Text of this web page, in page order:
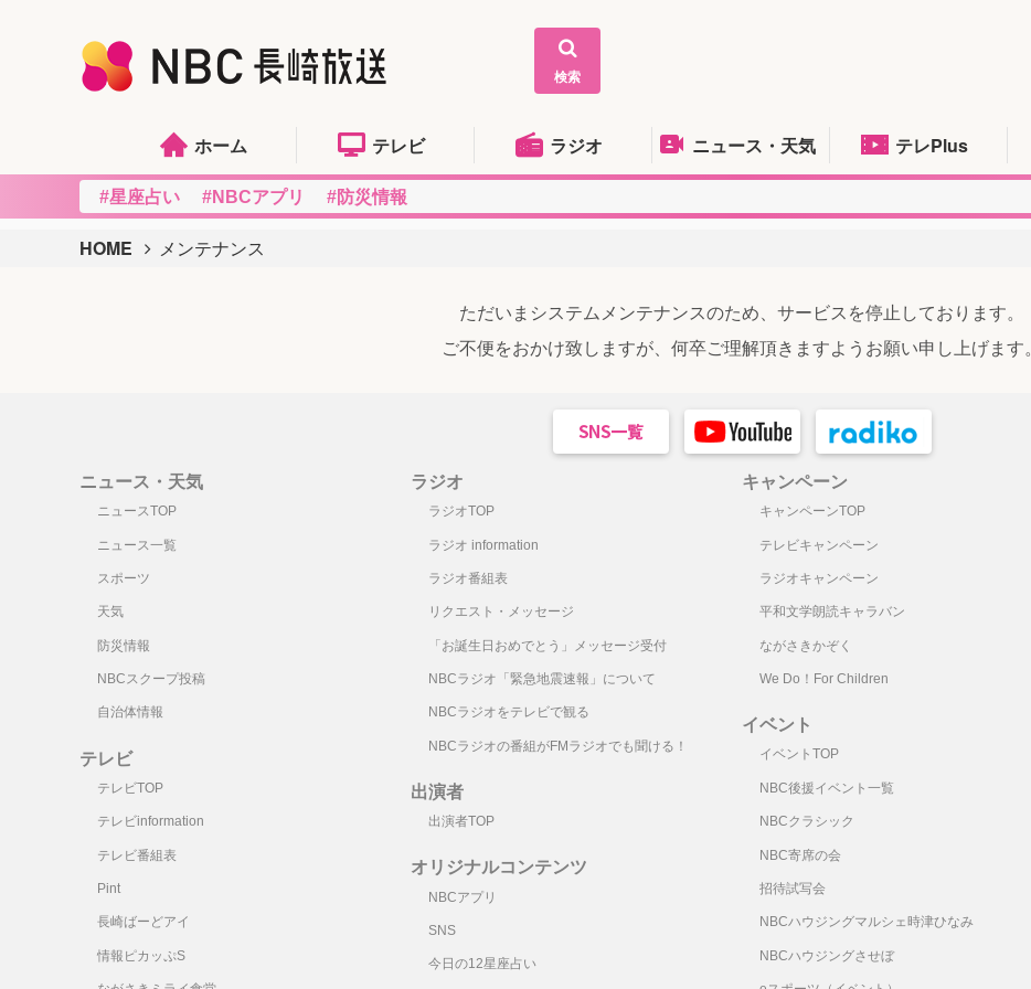
検索
ホーム テレビ ラジオ ニュース・天気 テレPlus
#星座占い #NBCアプリ #防災情報
HOME メンテナンス
ただいまシステムメンテナンスのため、サービスを停止しております。
ご不便をおかけ致しますが、何卒ご理解頂きますようお願い申し上げます。
ニュース・天気
ニュースTOP
ニュース一覧
スポーツ
天気
防災情報
NBCスクープ投稿
自治体情報
テレビ
テレビTOP
テレビinformation
テレビ番組表
Pint
長崎ばーどアイ
情報ピカッぷS
ラジオ
ラジオTOP
ラジオ information
ラジオ番組表
リクエスト・メッセージ
「お誕生日おめでとう」メッセージ受付
NBCラジオ「緊急地震速報」について
NBCラジオをテレビで観る
NBCラジオの番組がFMラジオでも聞ける！
出演者
出演者TOP
オリジナルコンテンツ
NBCアプリ
SNS
今日の12星座占い
キャンペーン
キャンペーンTOP
テレビキャンペーン
ラジオキャンペーン
平和文学朗読キャラバン
ながさきかぞく
We Do！For Children
イベント
イベントTOP
NBC後援イベント一覧
NBCクラシック
NBC寄席の会
招待試写会
NBCハウジングマルシェ時津ひなみ
NBCハウジングさせぼ